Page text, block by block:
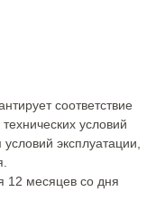
соответствие
условий
эксплуатации,
12 месяцев со дня